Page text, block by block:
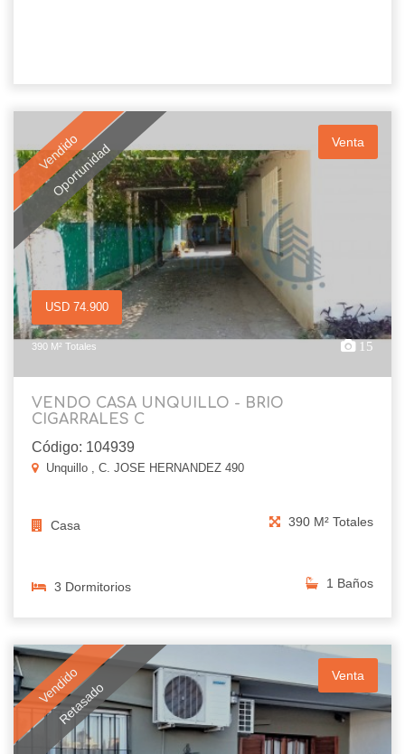
Vendido
Oportunidad Venta
USD 74.900
390 M² Totales 15
VENDO CASA UNQUILLO - BRIO
CIGARRALES C
Código: 104939
Unquillo , C. JOSE HERNANDEZ 490
Casa 390 M² Totales
3 Dormitorios 1 Baños
Vendido
Retasado
Venta